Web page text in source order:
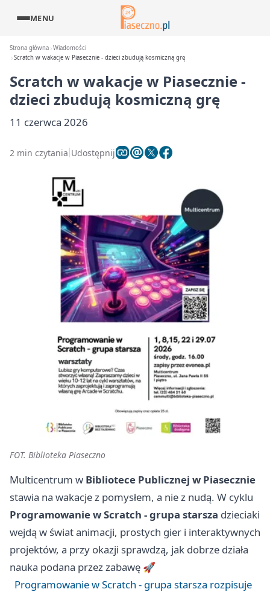
MENU
Strona główna Wiadomości
Scratch w wakacje w Piasecznie - dzieci zbudują kosmiczną grę
Scratch w wakacje w Piasecznie -
dzieci zbudują kosmiczną grę
11 czerwca 2026
2 min czytania Udostępnij
FOT. Biblioteka Piaseczno
Multicentrum w Bibliotece Publicznej w Piasecznie
stawia na wakacje z pomysłem, a nie z nudą. W cyklu
Programowanie w Scratch - grupa starsza dzieciaki
wejdą w świat animacji, prostych gier i interaktywnych
projektów, a przy okazji sprawdzą, jak dobrze działa
nauka podana przez zabawę 🚀
Programowanie w Scratch - grupa starsza rozpisuje